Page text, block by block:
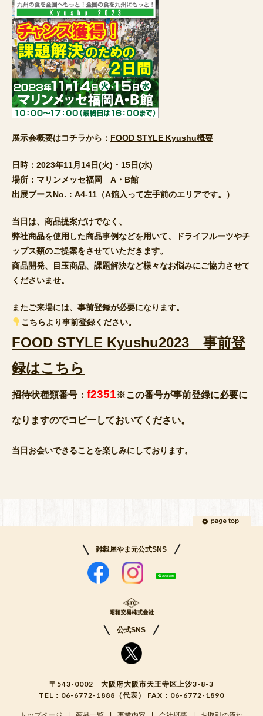
展示会概要はコチラから： FOOD STYLE Kyushu概要
日時：2023年11月14日(火)・15日(水)
場所：マリンメッセ福岡 A・B館
出展ブースNo.：A4-11（A館入って左手前のエリアです。）
当日は、商品提案だけでなく、
弊社商品を使用した商品事例などを用いて、ドライフルーツやチ
ップス類のご提案をさせていただきます。
商品開発、目玉商品、課題解決など様々なお悩みにご協力させて
くださいませ。
またご来場には、事前登録が必要になります。
こちらより事前登録ください。
FOOD STYLE Kyushu2023 事前登
録はこちら
招待状種類番号： f2351※この番号が事前登録に必要に
なりますのでコピーしておいてください。
当日お会いできることを楽しみにしております。
雑穀屋やま元公式SNS
公式SNS
〒543-0002 大阪府大阪市天王寺区上汐3-8-3
TEL： 06-6772-1888 （代表） FAX：06-6772-1890